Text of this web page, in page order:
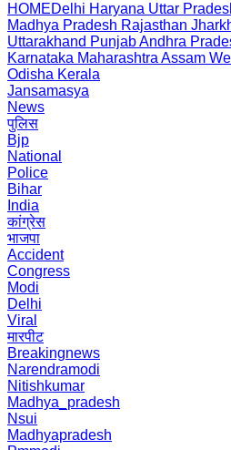
HOMEDelhi Haryana Uttar
Madhya Pradesh Rajasthan
Uttarakhand PunjabAndhra
Karnataka Maharashtra Assam
Odisha Kerala
Jansamasya
News
पुलिस
Bjp
National
Police
Bihar
India
कांग्रेस
भाजपा
Accident
Congress
Modi
Delhi
Viral
मारपीट
Breakingnews
Narendramodi
Nitishkumar
Madhya_pradesh
Nsui
Madhyapradesh